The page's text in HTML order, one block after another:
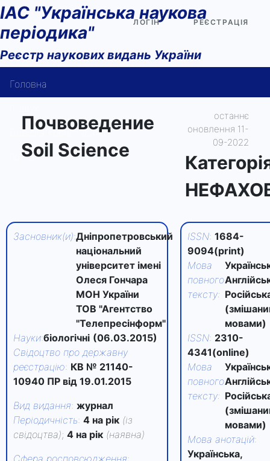
ІАС "Українська наукова
періодика"
Реєстр наукових видань України
ЛОГІН РЕЄСТРАЦІЯ
Головна
Довідка користувача
Контакти
Почвоведение
Soil Science
останнє
оновлення 11-
09-2022
Засновник(и):Дніпропетровський
національний
університет імені
Олеся Гончара
МОН України
ТОВ "Агентство
"Телепресінформ"
Науки:біологічні (06.03.2015)
Свідоцтво про державну
реєстрацію: КВ № 21140-
10940 ПР від 19.01.2015
Вид видання: журнал
Періодичність: 4 на рік (із
свідоцтва); 4 на рік (наявна)
Сфера росповсюдження:
ISSN: 1684-
9094(print)
Мова
повного
тексту:
мовами)
ISSN: 2310-
4341(online)
Мова
повного
тексту:
мовами)
Мова анотацій:
Українська,